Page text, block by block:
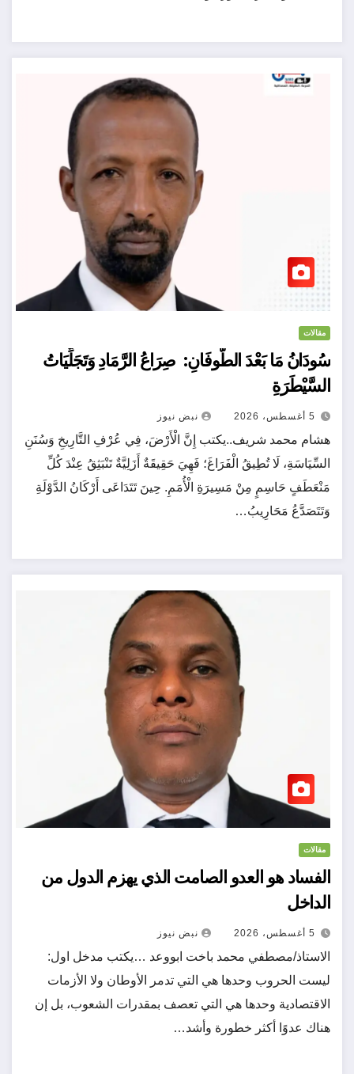
مقالات
سُودَانُ مَا بَعْدَ الطُّوفَانِ: صِرَاعُ الرَّمَادِ وَتَجَلِّيَاتُ
السَّيْطَرَةِ
5 أغسطس، 2026 نبض نيوز
هشام محمد شريف..يكتب إِنَّ الْأَرْضَ، فِي عُرْفِ التَّارِيخِ وَسُنَنِ
السِّيَاسَةِ، لَا تُطِيقُ الْفَرَاغَ؛ فَهِيَ حَقِيقَةٌ أَزَلِيَّةٌ تَنْبَثِقُ عِنْدَ كُلِّ
مَنْعَطَفٍ حَاسِمٍ مِنْ مَسِيرَةِ الْأُمَمِ. حِينَ تَتَدَاعَى أَرْكَانُ الدَّوْلَةِ
وَتَتَصَدَّعُ مَحَارِيبُ…
مقالات
الفساد هو العدو الصامت الذي يهزم الدول من
الداخل
5 أغسطس، 2026 نبض نيوز
الاستاذ/مصطفي محمد باخت ابووعد …يكتب مدخل اول:
ليست الحروب وحدها هي التي تدمر الأوطان ولا الأزمات
الاقتصادية وحدها هي التي تعصف بمقدرات الشعوب، بل إن
هناك عدوًا أكثر خطورة وأشد…